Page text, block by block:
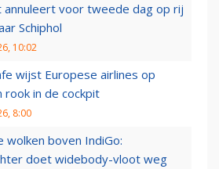
annuleert voor tweede dag op rij
Schiphol
10:02
wijst Europese airlines op
rook in de cockpit
8:00
wolken boven IndiGo:
doet widebody-vloot weg